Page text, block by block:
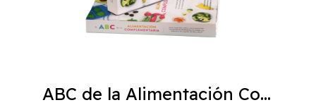
ABC de la Alimentación Complementaria 4ta edición